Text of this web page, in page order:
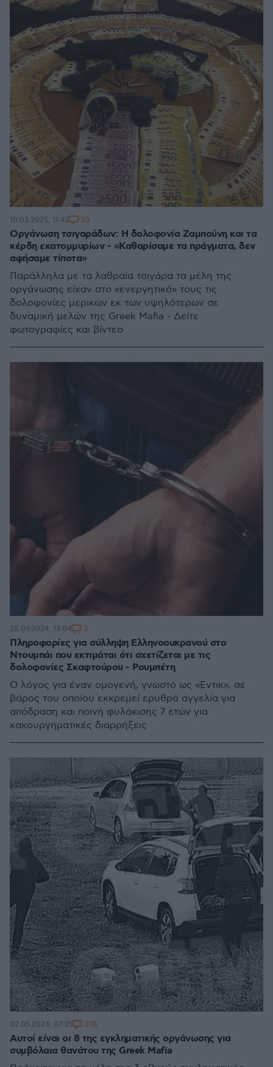
Οργάνωση τσιγαράδων: Η δολοφονία Ζαμπούνη και τα
κέρδη εκατομμυρίων - «Καθαρίσαμε τα πράγματα, δεν
αφήσαμε τίποτα»
Παράλληλα με τα λαθραία τσιγάρα τα μέλη της
οργάνωσης είχαν στο «ενεργητικό» τους τις
δολοφονίες μερικών εκ των υψηλότερων σε
δυναμική μελών της Greek Mafia - Δείτε
φωτογραφίες και βίντεο
10.03.2025, 11:43 33
Πληροφορίες για σύλληψη Ελληνοουκρανού στο
Ντουμπάι που εκτιμάται ότι σχετίζεται με τις
δολοφονίες Σκαφτούρου - Ρουμπέτη
Ο λόγος για έναν ομογενή, γνωστό ως «Εντικ», σε
βάρος του οποίου εκκρεμεί ερυθρά αγγελία για
απόδραση και ποινή φυλάκισης 7 ετών για
κακουργηματικές διαρρήξεις
28.09.2024, 13:04 3
Αυτοί είναι οι 8 της εγκληματικής οργάνωσης για
συμβόλαια θανάτου της Greek Mafia
02.05.2024, 07:35 278